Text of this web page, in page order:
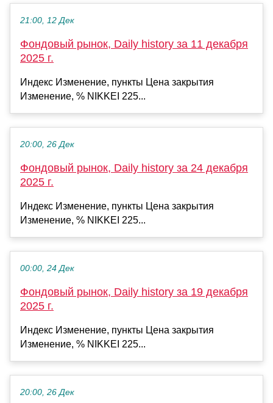
21:00, 12 Дек
Фондовый рынок, Daily history за 11 декабря
2025 г.
Индекс Изменение, пункты Цена закрытия
Изменение, % NIKKEI 225...
20:00, 26 Дек
Фондовый рынок, Daily history за 24 декабря
2025 г.
Индекс Изменение, пункты Цена закрытия
Изменение, % NIKKEI 225...
00:00, 24 Дек
Фондовый рынок, Daily history за 19 декабря
2025 г.
Индекс Изменение, пункты Цена закрытия
Изменение, % NIKKEI 225...
20:00, 26 Дек